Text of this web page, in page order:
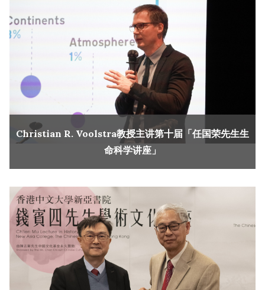
Christian R. Voolstra教授主讲第十届「任国荣先生生
命科学讲座」